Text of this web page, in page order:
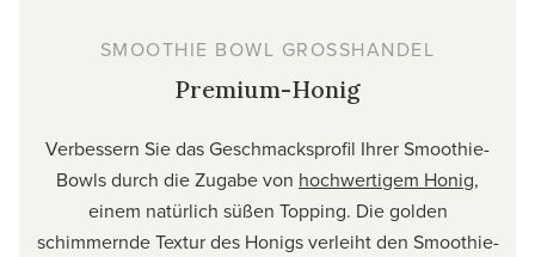
SMOOTHIE BOWL GROSSHANDEL
Premium-Honig
Verbessern Sie das Geschmacksprofil Ihrer Smoothie-
Bowls durch die Zugabe von hochwertigem Honig,
einem natürlich süßen Topping. Die golden
schimmernde Textur des Honigs verleiht den Smoothie-